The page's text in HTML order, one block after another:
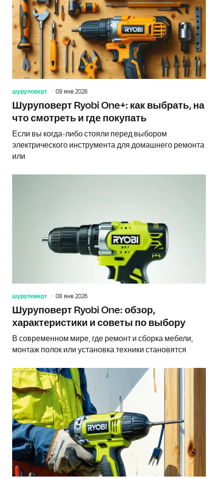
шуруповерт 09 янв 2026
Шуруповерт Ryobi One+: как выбрать, на
что смотреть и где покупать
Если вы когда-либо стояли перед выбором
электрического инструмента для домашнего ремонта
или
шуруповерт 08 янв 2026
Шуруповерт Ryobi One: обзор,
характеристики и советы по выбору
В современном мире, где ремонт и сборка мебели,
монтаж полок или установка техники становятся